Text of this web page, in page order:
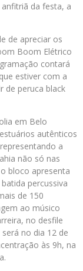
da festa, a
de apreciar os
Boom Elétrico
contará
estiver com a
de peruca black
em Belo
autênticos
a
não só nas
bloco apresenta
percussiva
de 150
ao músico
no desfile
no dia 12 de
às 9h, na